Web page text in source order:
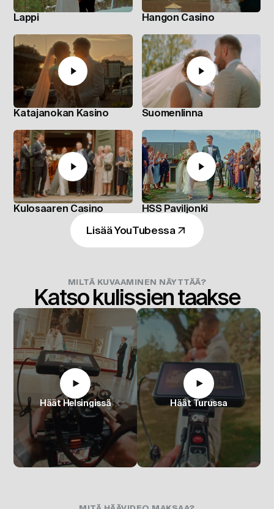
Lappi Hangon Casino
Katajanokan Kasino Suomenlinna
Kulosaaren Casino HSS Paviljonki
Lisää YouTubessa
MILTÄ KUVAAMINEN NÄYTTÄÄ?
Katso kulissien taakse
Häät Helsingissä Häät Turussa